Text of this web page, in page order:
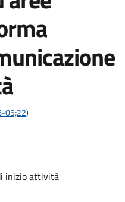
05;22)
inizio attività